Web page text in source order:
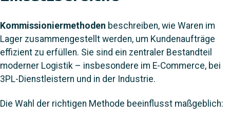
Kommissioniermethoden beschreiben, wie Waren im
Lager zusammengestellt werden, um Kundenaufträge
effizient zu erfüllen. Sie sind ein zentraler Bestandteil
moderner Logistik – insbesondere im E-Commerce, bei
3PL-Dienstleistern und in der Industrie.
Die Wahl der richtigen Methode beeinflusst maßgeblich: